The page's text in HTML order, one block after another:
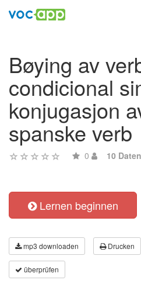
Bøying av
condicional
konjugasjon
spanske verb
0 10
Lernen beginnen
mp3 downloaden Drucken
überprüfen